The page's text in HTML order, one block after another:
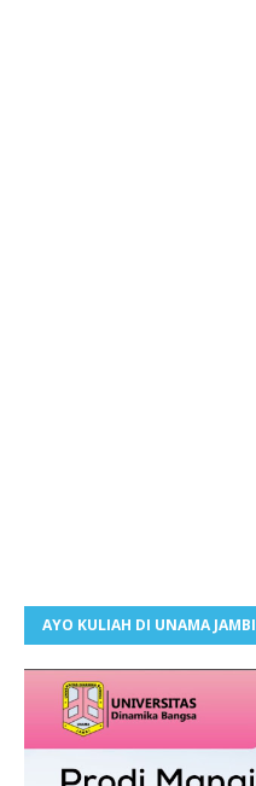
AYO KULIAH DI UNAMA JAMBI